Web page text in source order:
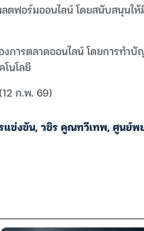
ตฟอร์มออนไลน์ โดยสนับสนุนใ
งการตลาดออนไลน์ โดยการทำ
นโลยี
ก.พ. 69)
แข่งขัน,วชิร คูณทวีเทพ,ศูนย์พ